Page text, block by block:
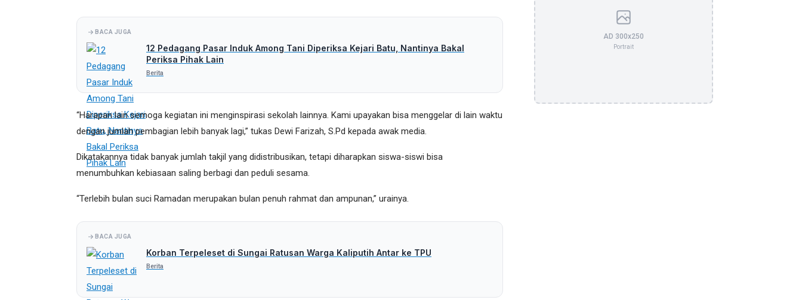
BACA JUGA
12 Pedagang Pasar Induk Among Tani Diperiksa Kejari Batu, Nantinya Bakal
Periksa Pihak Lain
Berita
“Harapan lain semoga kegiatan ini menginspirasi sekolah lainnya. Kami upayakan bisa menggelar di lain waktu
dengan jumlah pembagian lebih banyak lagi,” tukas Dewi Farizah, S.Pd kepada awak media.
Dikatakannya tidak banyak jumlah takjil yang didistribusikan, tetapi diharapkan siswa-siswi bisa
menumbuhkan kebiasaan saling berbagi dan peduli sesama.
“Terlebih bulan suci Ramadan merupakan bulan penuh rahmat dan ampunan,” urainya.
BACA JUGA
Korban Terpeleset di Sungai Ratusan Warga Kaliputih Antar ke TPU
Berita
AD 300x250
Portrait